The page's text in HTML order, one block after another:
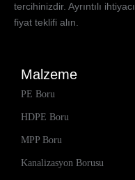
tercihinizdir. Ayrıntılı
fiyat teklifi alın.
Malzeme
PE Boru
HDPE Boru
MPP Boru
Kanalizasyon Borusu